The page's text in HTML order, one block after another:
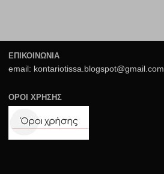
ΕΠΙΚΟΙΝΩΝΙΑ
email: kontariotissa.blogspot@gmail.com
ΟΡΟΙ ΧΡΗΣΗΣ